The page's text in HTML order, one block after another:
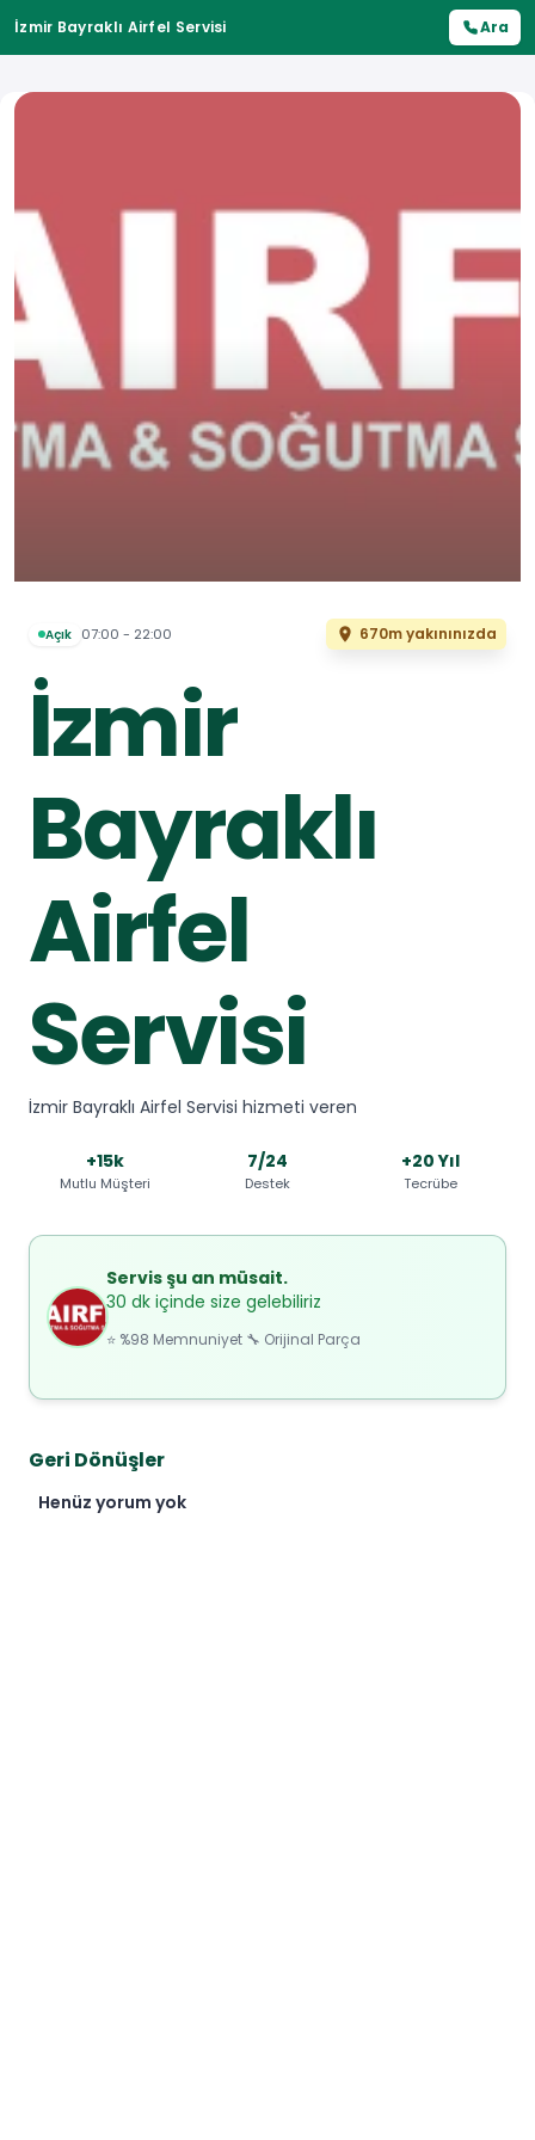
İzmir Bayraklı Airfel Servisi Ara
Açık 07:00 - 22:00 670m yakınınızda
İzmir
Bayraklı
Airfel
Servisi
İzmir Bayraklı Airfel Servisi hizmeti veren
+15k
Mutlu Müşteri
7/24
Destek
+20 Yıl
Tecrübe
Servis şu an müsait.
30 dk içinde size gelebiliriz
⭐ %98 Memnuniyet 🔧 Orijinal Parça
Geri Dönüşler
Henüz yorum yok